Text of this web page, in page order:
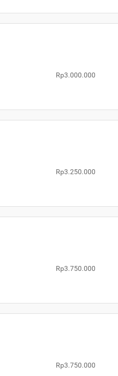
Rp3.000.000
Rp3.250.000
Rp3.750.000
Rp3.750.000